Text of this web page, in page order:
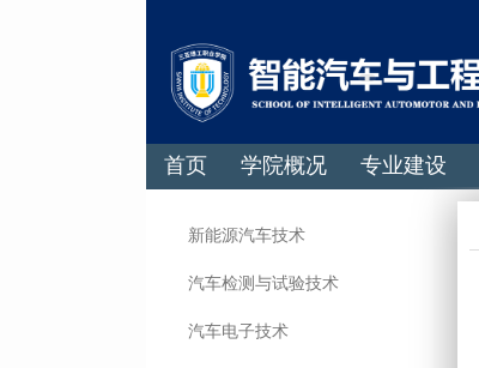
首页 学院概况 专业建设
新能源汽车技术
汽车检测与试验技术
汽车电子技术